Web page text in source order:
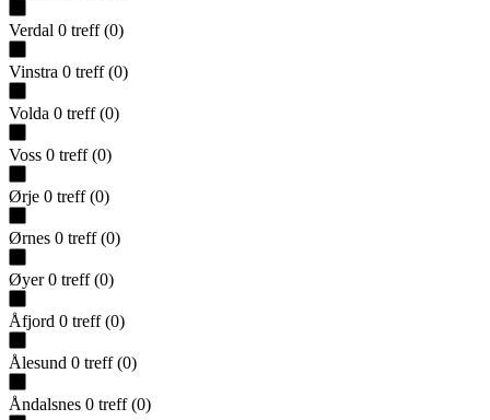
Verdal 0 treff (0)
Vinstra 0 treff (0)
Volda 0 treff (0)
Voss 0 treff (0)
Ørje 0 treff (0)
Ørnes 0 treff (0)
Øyer 0 treff (0)
Åfjord 0 treff (0)
Ålesund 0 treff (0)
Åndalsnes 0 treff (0)